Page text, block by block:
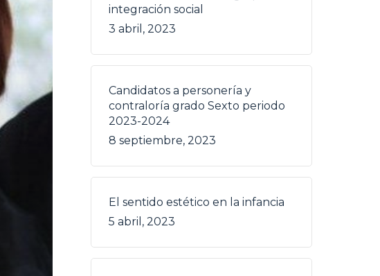
integración social
3 abril, 2023
Candidatos a personería y
contraloría grado Sexto periodo
2023-2024
8 septiembre, 2023
El sentido estético en la infancia
5 abril, 2023